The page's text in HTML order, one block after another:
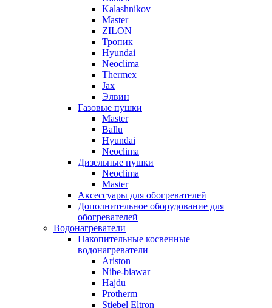
Kalashnikov
Master
ZILON
Тропик
Hyundai
Neoclima
Thermex
Jax
Элвин
Газовые пушки
Master
Ballu
Hyundai
Neoclima
Дизельные пушки
Neoclima
Master
Аксессуары для обогревателей
Дополнительное оборудование для
обогревателей
Водонагреватели
Накопительные косвенные
водонагреватели
Ariston
Nibe-biawar
Hajdu
Protherm
Stiebel Eltron